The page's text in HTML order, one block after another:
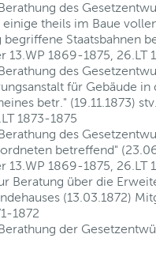
des
theils im Baue
Staatsbahnen
13.WP 1869-1875, 26.LT
des
für Gebäude in
betr." (19.11.1873)
1873-1875
des
betreffend"
13.WP 1869-1875, 26.LT
Beratung über die
(13.03.1872)
1872
der